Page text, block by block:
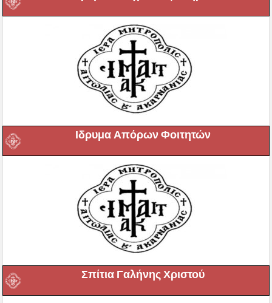
Ιδρυμα Απόρων Φοιτητών
Σπίτια Γαλήνης Χριστού